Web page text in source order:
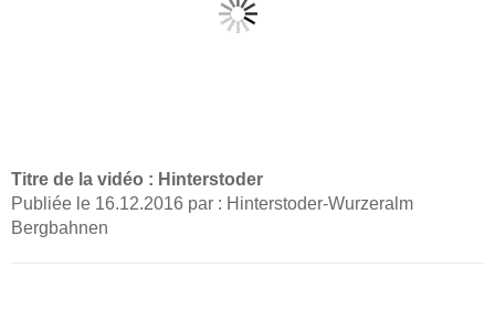
Titre de la vidéo : Hinterstoder
Publiée le 16.12.2016 par : Hinterstoder-Wurzeralm
Bergbahnen